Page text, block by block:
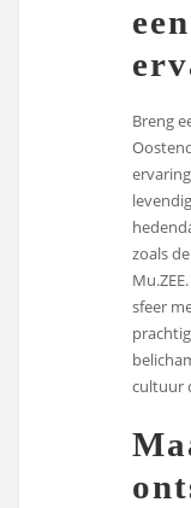
Breng
zoals
sfeer
cultuur